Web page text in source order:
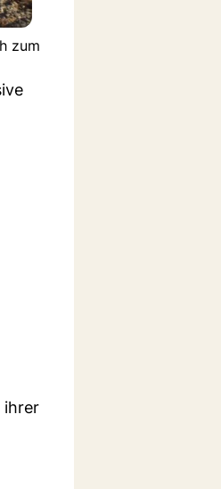
zum
ihrer